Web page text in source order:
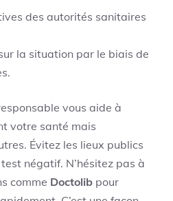
des autorités sanitaires
la situation par le biais de
vous aide à
votre santé mais
Évitez les lieux publics
négatif. N’hésitez pas à
comme Doctolib pour